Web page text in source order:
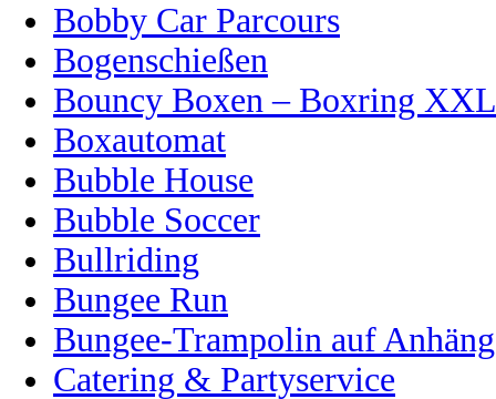
Bobby Car Parcours
Bogenschießen
Bouncy Boxen – Boxring XXL
Boxautomat
Bubble House
Bubble Soccer
Bullriding
Bungee Run
Bungee-Trampolin auf
Catering & Partyservice